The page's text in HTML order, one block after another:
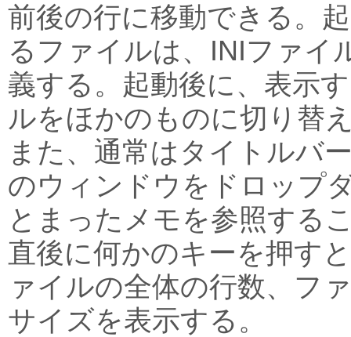
前後の行に移動できる。
るファイルは、INIファイ
義する。起動後に、表示
ルをほかのものに切り替
また、通常はタイトルバ
のウィンドウをドロップ
とまったメモを参照する
直後に何かのキーを押す
ァイルの全体の行数、フ
サイズを表示する。